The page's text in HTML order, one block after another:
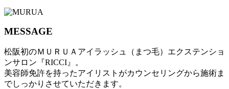
MESSAGE
松阪初のＭＵＲＵＡアイラッシュ（まつ毛）エクステンショ
ンサロン『RICCI』。
美容師免許を持ったアイリストがカウンセリングから施術ま
でしっかりさせていただきます。